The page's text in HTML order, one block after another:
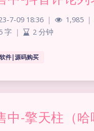
7-09 18:36 | 1,985 |
字 | 2 分钟
软件|源码购买
中-擎天柱（